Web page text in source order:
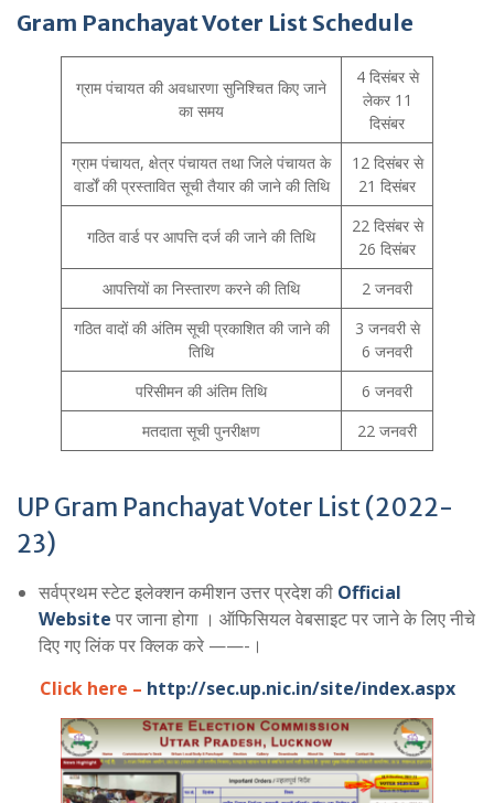
Gram Panchayat Voter List Schedule
ग्राम पंचायत की अवधारणा सुनिश्चित किए जाने
का समय
4 दिसंबर से
लेकर 11
दिसंबर
ग्राम पंचायत, क्षेत्र पंचायत तथा जिले पंचायत के
वार्डों की प्रस्तावित सूची तैयार की जाने की तिथि
12 दिसंबर से
21 दिसंबर
गठित वार्ड पर आपत्ति दर्ज की जाने की तिथि
22 दिसंबर से
26 दिसंबर
आपत्तियों का निस्तारण करने की तिथि
2 जनवरी
गठित वादों की अंतिम सूची प्रकाशित की जाने की
तिथि
3 जनवरी से
6 जनवरी
परिसीमन की अंतिम तिथि
6 जनवरी
मतदाता सूची पुनरीक्षण
22 जनवरी
UP Gram Panchayat Voter List (2022-
23)
सर्वप्रथम स्टेट इलेक्शन कमीशन उत्तर प्रदेश की Official
Website पर जाना होगा । ऑफिसियल वेबसाइट पर जाने के लिए नीचे
दिए गए लिंक पर क्लिक करे ——-।
Click here – http://sec.up.nic.in/site/index.aspx